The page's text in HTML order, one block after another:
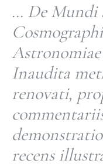
… De Mundi
Inaudita
renovati,
recens